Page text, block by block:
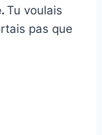
Tu voulais
pas que